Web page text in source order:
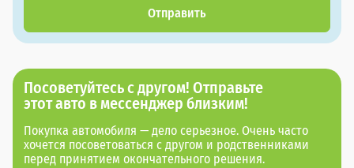
Отправить
Посоветуйтесь с другом! Отправьте
этот авто в мессенджер близким!
Покупка автомобиля — дело серьезное. Очень часто
хочется посоветоваться с другом и родственниками
перед принятием окончательного решения.